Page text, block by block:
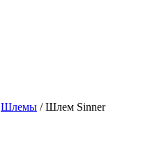
Шлемы / Шлем Sinner